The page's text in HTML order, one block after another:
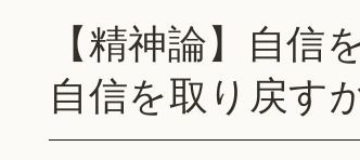
【精神論】自
自信を取り戻す